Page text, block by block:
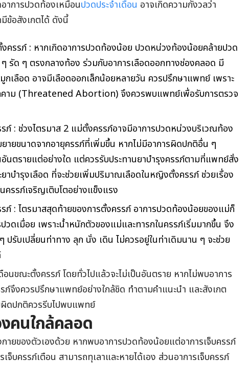
าการปวดท้องเหมือนปวดประจําเดือน อาจเกิดความกังวลว่า
ข้อสังเกตได้ ดังนี้
ครรภ์ : หากเกิดอาการปวดท้องน้อย ปวดหน่วงท้องน้อยคล้ายปวด
รัด ๆ ตรงกลางท้อง ร่วมกับอาการเลือดออกทางช่องคลอด มี
เลือด อาจมีเลือดออกเล็กน้อยหลายวัน ควรปรึกษาแพทย์ เพราะ
าม (Threatened Abortion)จึงควรพบแพทย์เพื่อรับการตรวจ
ภ์ : ช่วงไตรมาส 2 แม่ตั้งครรภ์อาจมีอาการปวดหน่วงบริเวณท้อง
ยายขนาดจากอายุครรภ์ที่เพิ่มขึ้น หากไม่มีอาการผิดปกติอื่น ๆ
นตรายแต่อย่างใด แต่ควรรับประทานยาบำรุงครรภ์ตามที่แพทย์สั่ง
ยาบำรุงเลือด ที่จะช่วยเพิ่มปริมาณเลือดในหญิงตั้งครรภ์ ช่วยเรื่อง
ครรภ์เจริญเติบโตอย่างแข็งแรง
ภ์ : ไตรมาสสุดท้ายของการตั้งครรภ์ อาการปวดท้องน้อยของแม่ก็
วดเมื่อย เพราะน้ำหนักตัวของแม่และทารกในครรภ์เริ่มมากขึ้น จึง
ปรับเปลี่ยนท่าทาง ลุก นั่ง เดิน ไม่ควรอยู่ในท่าเดิมนาน ๆ จะช่วย
นขณะตั้งครรภ์ โดยทั่วไปแล้วจะไม่เป็นอันตราย หากไม่พบอาการ
จึงควรปรึกษาแพทย์อย่างใกล้ชิด ทำตามคำแนะนำ และสังเกต
ผิดปกติควรรีบไปพบแพทย์
คนใกล้คลอด
ายของตัวเองด้วย หากพบอาการปวดท้องน้อยแต่อาการเจ็บครรภ์
จ็บครรภ์เตือน สามารถทุเลาและหายได้เอง ส่วนอาการเจ็บครรภ์